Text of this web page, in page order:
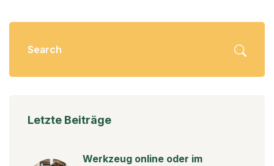
Letzte Beiträge
Werkzeug online oder im